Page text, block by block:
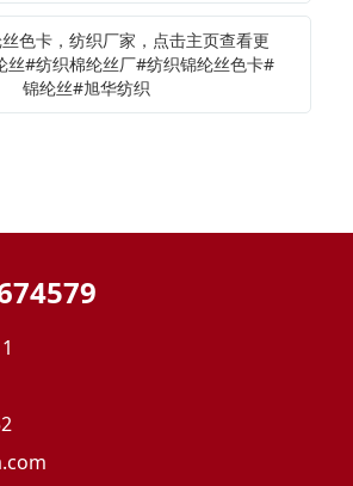
色卡，纺织厂家，点击主页查看更
丝#纺织棉纶丝厂#纺织锦纶丝色卡#
锦纶丝#旭华纺织